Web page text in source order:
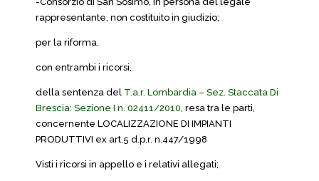
rappresentante, non costituito in giudizio;
per la riforma,
con entrambi i ricorsi,
della sentenza del T.a.r. Lombardia – Sez. Staccata Di
Brescia: Sezione I n. 02411/2010, resa tra le parti,
concernente LOCALIZZAZIONE DI IMPIANTI
PRODUTTIVI ex art.5 d.p.r. n.447/1998
Visti i ricorsi in appello e i relativi allegati;